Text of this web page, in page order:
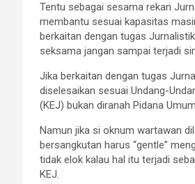
Tentu sebagai sesama rekan
membantu sesuai kapasitas
berkaitan dengan tugas
seksama jangan sampai terjadi
Jika berkaitan dengan tugas
diselesaikan sesuai Undang-
(KEJ) bukan diranah Pidana
Namun jika si oknum wartawan
bersangkutan harus “gentle”
tidak elok kalau hal itu terjadi
KEJ.